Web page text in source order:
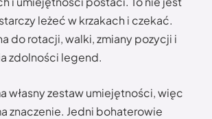
leżeć w krzakach i czekać.
do rotacji, walki, zmiany pozycji i
zdolności legend.
własny zestaw umiejętności, więc
znaczenie. Jedni bohaterowie